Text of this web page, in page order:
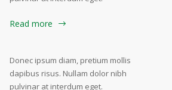
Read more
Donec ipsum diam, pretium mollis
dapibus risus. Nullam dolor nibh
pulvinar at interdum eget.